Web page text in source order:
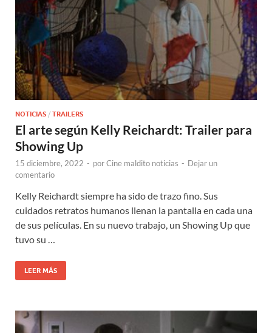
NOTICIAS / TRAILERS
El arte según Kelly Reichardt: Trailer para
Showing Up
15 diciembre, 2022 - porCine maldito noticias - Dejar un
comentario
Kelly Reichardt siempre ha sido de trazo fino. Sus
cuidados retratos humanos llenan la pantalla en cada una
de sus películas. En su nuevo trabajo, un Showing Up que
tuvo su …
LEER MÁS